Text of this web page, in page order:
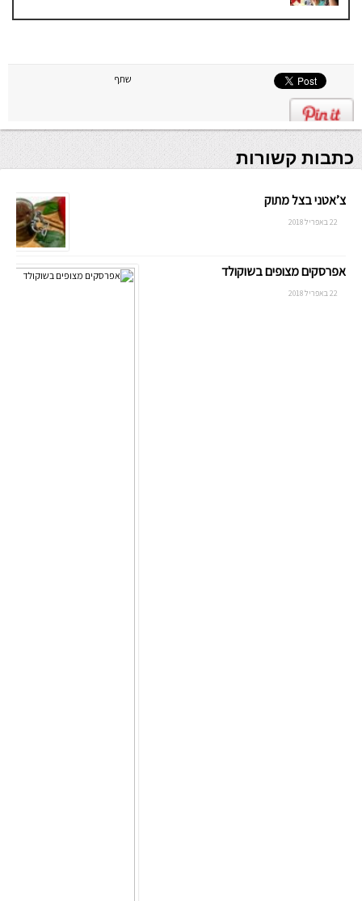
שתף
כתבות קשורות
צ’אטני בצל מתוק
22 באפריל 2018
אפרסקים מצופים בשוקולד
22 באפריל 2018